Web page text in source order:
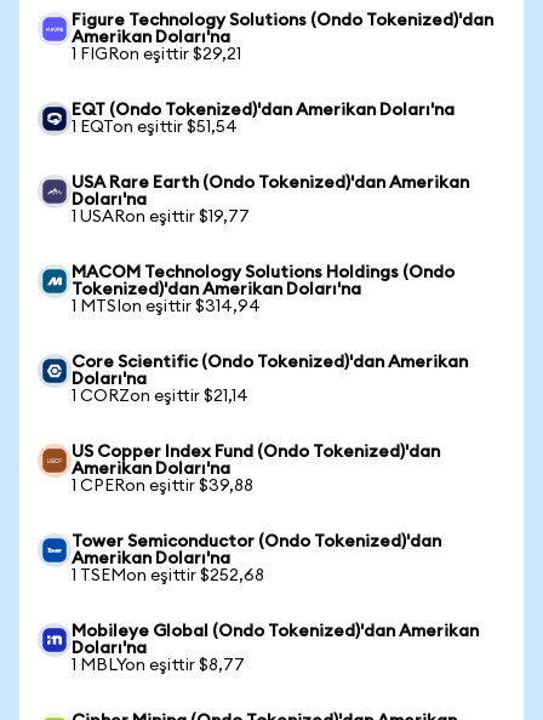
Figure Technology Solutions (Ondo Tokenized)'dan
Amerikan Doları'na
1 FIGRon eşittir $29,21
EQT (Ondo Tokenized)'dan Amerikan Doları'na
1 EQTon eşittir $51,54
USA Rare Earth (Ondo Tokenized)'dan Amerikan
Doları'na
1 USARon eşittir $19,77
MACOM Technology Solutions Holdings (Ondo
Tokenized)'dan Amerikan Doları'na
1 MTSIon eşittir $314,94
Core Scientific (Ondo Tokenized)'dan Amerikan
Doları'na
1 CORZon eşittir $21,14
US Copper Index Fund (Ondo Tokenized)'dan
Amerikan Doları'na
1 CPERon eşittir $39,88
Tower Semiconductor (Ondo Tokenized)'dan
Amerikan Doları'na
1 TSEMon eşittir $252,68
Mobileye Global (Ondo Tokenized)'dan Amerikan
Doları'na
1 MBLYon eşittir $8,77